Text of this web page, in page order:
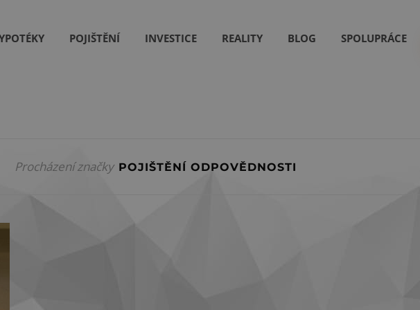
POJIŠTĚNÍ INVESTICE REALITY BLOG SPOLUPRÁCE
Procházení značky POJIŠTĚNÍ ODPOVĚDNOSTI